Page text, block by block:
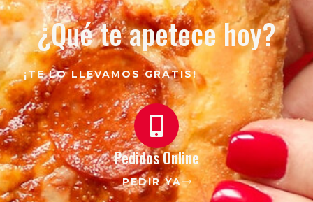
¿Qué te apetece hoy?
¡TE LO LLEVAMOS GRATIS!
Pedidos Online
PEDIR YA